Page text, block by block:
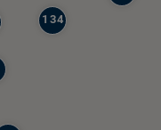
134